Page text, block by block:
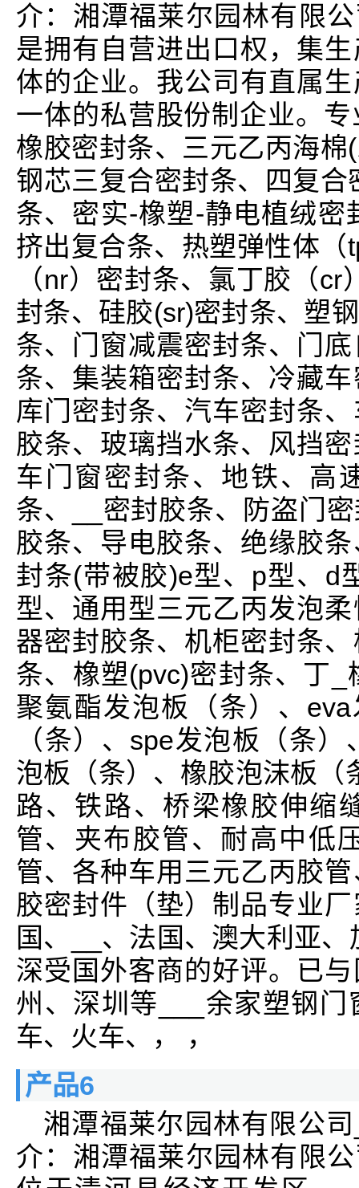
介：湘潭福莱尔园林有限
是拥有自营进出口权，集
体的企业。我公司有直属
一体的私营股份制企业。
橡胶密封条、三元乙丙海
钢芯三复合密封条、四复
条、密实-橡塑-静电植绒密
挤出复合条、热塑弹性体
（nr）密封条、氯丁胶（
封条、硅胶(sr)密封条、塑
条、门窗减震密封条、门
条、集装箱密封条、冷藏
库门密封条、汽车密封条
胶条、玻璃挡水条、风挡
车门窗密封条、地铁、高
条、__密封胶条、防盗门
胶条、导电胶条、绝缘胶
封条(带被胶)e型、p型、d
型、通用型三元乙丙发泡
器密封胶条、机柜密封条
条、橡塑(pvc)密封条、丁
聚氨酯发泡板（条）、
（条）、spe发泡板（条
泡板（条）、橡胶泡沫板（
路、铁路、桥梁橡胶伸缩
管、夹布胶管、耐高中低
管、各种车用三元乙丙胶
胶密封件（垫）制品专业
国、__、法国、澳大利亚
深受国外客商的好评。已
州、深圳等___余家塑钢
车、火车、， ，
产品6
湘潭福莱尔园林有限公
介：湘潭福莱尔园林有限